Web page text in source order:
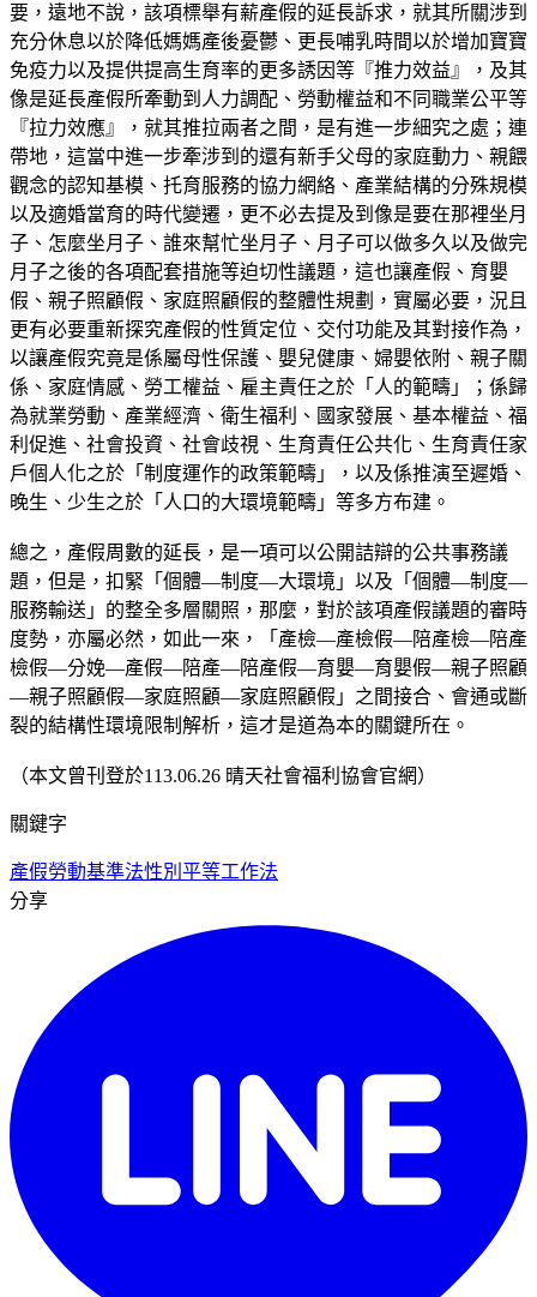
要，遠地不說，該項標舉有薪產假的延長訴求，就其所關涉到
充分休息以於降低媽媽產後憂鬱、更長哺乳時間以於增加寶寶
免疫力以及提供提高生育率的更多誘因等『推力效益』，及其
像是延長產假所牽動到人力調配、勞動權益和不同職業公平等
『拉力效應』，就其推拉兩者之間，是有進一步細究之處；連
帶地，這當中進一步牽涉到的還有新手父母的家庭動力、親餵
觀念的認知基模、托育服務的協力網絡、產業結構的分殊規模
以及適婚當育的時代變遷，更不必去提及到像是要在那裡坐月
子、怎麼坐月子、誰來幫忙坐月子、月子可以做多久以及做完
月子之後的各項配套措施等迫切性議題，這也讓產假、育嬰
假、親子照顧假、家庭照顧假的整體性規劃，實屬必要，況且
更有必要重新探究產假的性質定位、交付功能及其對接作為，
以讓產假究竟是係屬母性保護、嬰兒健康、婦嬰依附、親子關
係、家庭情感、勞工權益、雇主責任之於「人的範疇」；係歸
為就業勞動、產業經濟、衛生福利、國家發展、基本權益、福
利促進、社會投資、社會歧視、生育責任公共化、生育責任家
戶個人化之於「制度運作的政策範疇」，以及係推演至遲婚、
晚生、少生之於「人口的大環境範疇」等多方布建。
總之，產假周數的延長，是一項可以公開詰辯的公共事務議
題，但是，扣緊「個體—制度—大環境」以及「個體—制度—
服務輸送」的整全多層關照，那麼，對於該項產假議題的審時
度勢，亦屬必然，如此一來，「產檢—產檢假—陪產檢—陪產
檢假—分娩—產假—陪產—陪產假—育嬰—育嬰假—親子照顧
—親子照顧假—家庭照顧—家庭照顧假」之間接合、會通或斷
裂的結構性環境限制解析，這才是道為本的關鍵所在。
（本文曾刊登於113.06.26 晴天社會福利協會官網）
關鍵字
產假勞動基準法性別平等工作法
分享